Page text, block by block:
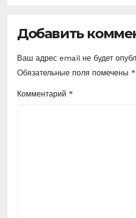
Добавить
Ваш адрес email не будет
Обязательные поля помечены *
Комментарий *